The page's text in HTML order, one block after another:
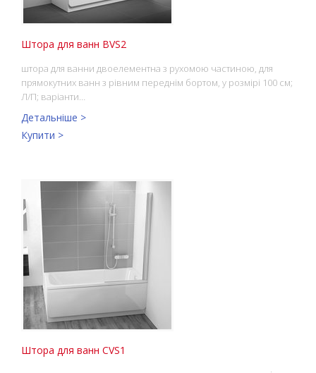
Штора для ванн BVS2
штора для ванни двоелементна з рухомою частиною, для
прямокутних ванн з рівним переднім бортом, у розмірі 100 см;
Л/П; варіанти…
Детальніше >
Купити >
Штора для ванн CVS1